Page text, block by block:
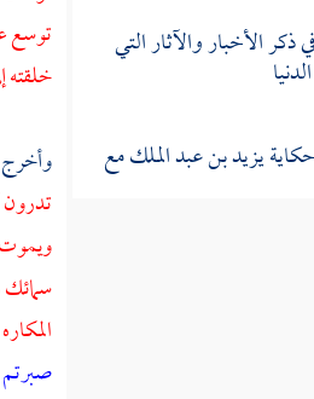
الأخبار والآثار التي
يزيد بن عبد الملك مع
توسع
خلقته
وأخرج
سمائك